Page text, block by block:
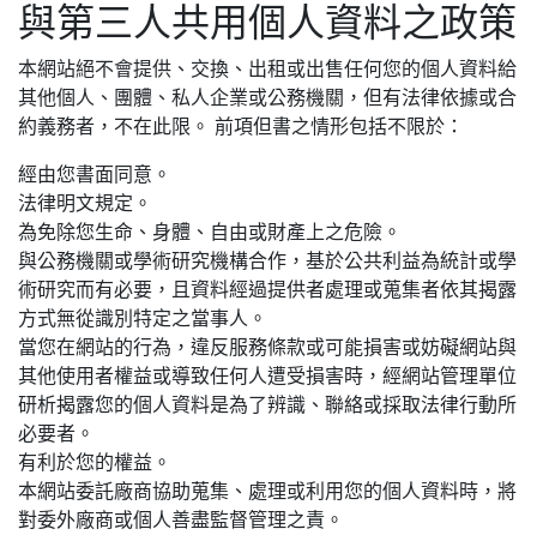
與第三人共用個人資料之政策
本網站絕不會提供、交換、出租或出售任何您的個人資料給
其他個人、團體、私人企業或公務機關，但有法律依據或合
約義務者，不在此限。 前項但書之情形包括不限於：
經由您書面同意。
法律明文規定。
為免除您生命、身體、自由或財產上之危險。
與公務機關或學術研究機構合作，基於公共利益為統計或學
術研究而有必要，且資料經過提供者處理或蒐集者依其揭露
方式無從識別特定之當事人。
當您在網站的行為，違反服務條款或可能損害或妨礙網站與
其他使用者權益或導致任何人遭受損害時，經網站管理單位
研析揭露您的個人資料是為了辨識、聯絡或採取法律行動所
必要者。
有利於您的權益。
本網站委託廠商協助蒐集、處理或利用您的個人資料時，將
對委外廠商或個人善盡監督管理之責。